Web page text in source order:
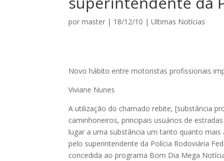
pormaster | 18/12/10 |Ultimas Notícias
Novo hábito entre motoristas profissionais
Viviane Nunes
A utilização do chamado rebite, [substância
caminhoneiros, principais usuários de
lugar a uma substância um tanto quanto
pelo superintendente da Polícia Rodoviária
concedida ao programa Bom Dia Mega